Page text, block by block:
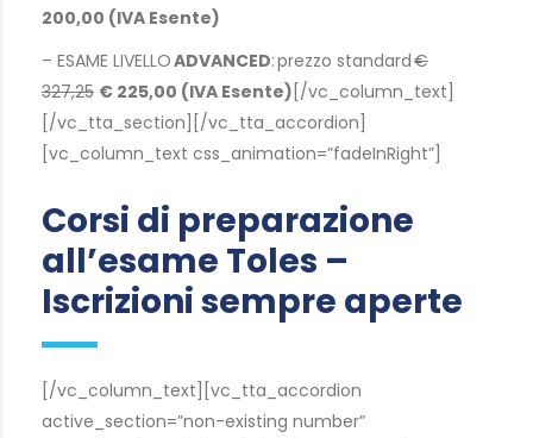
200,00 (IVA Esente)
– ESAME LIVELLOADVANCED: prezzo standard€
327,25 € 225,00 (IVA Esente) [/vc_column_text]
[/vc_tta_section][/vc_tta_accordion]
[vc_column_text css_animation=”fadeInRight”]
Corsi di preparazione
all’esame Toles –
Iscrizioni sempre aperte
[/vc_column_text][vc_tta_accordion
active_section=”non-existing number”